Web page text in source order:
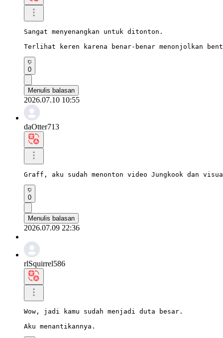
Sangat menyenangkan untuk ditonton.
Terlihat keren karena benar-benar menonjolkan
0
Menulis balasan
2026.07.10 10:55
daOtter713
Graff, aku sudah menonton video Jungkook dan
0
Menulis balasan
2026.07.09 22:36
rlSquirrel586
Wow, jadi kamu sudah menjadi duta besar.
Aku menantikannya.